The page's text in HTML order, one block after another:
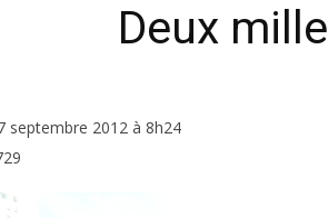
Deux
septembre 2012 à 8h24